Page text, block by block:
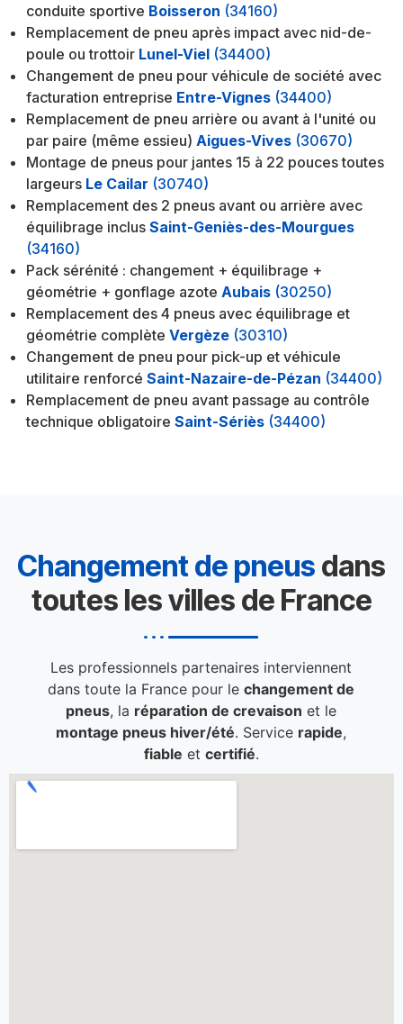
conduite sportive Boisseron (34160)
Remplacement de pneu après impact avec nid-de-
poule ou trottoir Lunel-Viel (34400)
Changement de pneu pour véhicule de société avec
facturation entreprise Entre-Vignes (34400)
Remplacement de pneu arrière ou avant à l'unité ou
par paire (même essieu) Aigues-Vives (30670)
Montage de pneus pour jantes 15 à 22 pouces toutes
largeurs Le Cailar (30740)
Remplacement des 2 pneus avant ou arrière avec
équilibrage inclus Saint-Geniès-des-Mourgues
(34160)
Pack sérénité : changement + équilibrage +
géométrie + gonflage azote Aubais (30250)
Remplacement des 4 pneus avec équilibrage et
géométrie complète Vergèze (30310)
Changement de pneu pour pick-up et véhicule
utilitaire renforcé Saint-Nazaire-de-Pézan (34400)
Remplacement de pneu avant passage au contrôle
technique obligatoire Saint-Sériès (34400)
Changement de pneus dans
toutes les villes de France
Les professionnels partenaires interviennent
dans toute la France pour lechangement de
pneus, la réparation de crevaison et le
montage pneus hiver/été. Service rapide,
fiable et certifié.